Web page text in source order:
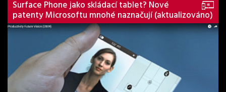
Surface Phone jako skládací tablet? Nové
patenty Microsoftu mnohé naznačují (aktualizováno)